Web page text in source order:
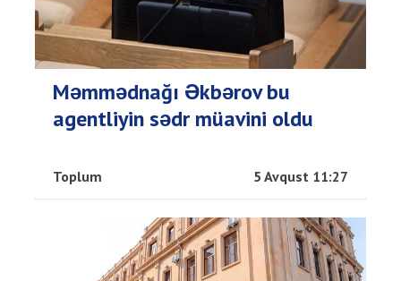
Məmmədnağı Əkbərov bu
agentliyin sədr müavini oldu
Toplum 5 Avqust 11:27